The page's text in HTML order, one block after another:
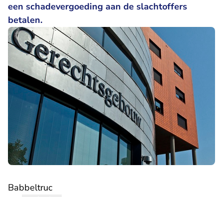
een schadevergoeding aan de slachtoffers
betalen.
Babbeltruc